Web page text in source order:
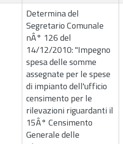
Determina del
Segretario Comunale
nÂ° 126 del
14/12/2010: "Impegno
spesa delle somme
assegnate per le spese
di impianto dell'ufficio
censimento per le
rilevazioni riguardanti il
15Â° Censimento
Generale delle